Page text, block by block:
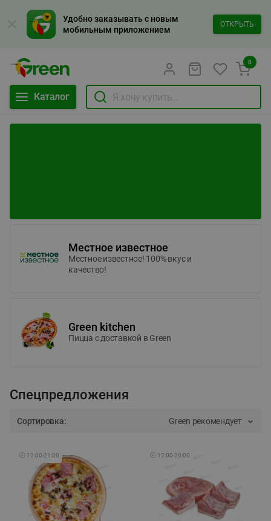
Удобно заказывать с новым
мобильным приложением
ОТКРЫТЬ
Каталог
0
Местное известное
Местное известное! 100% вкус и
качество!
Green kitchen
Пицца c доставкой в Green
Спецпредложения
Сортировка: Green рекомендует
🕘 12:00-21:00 🕘 12:00-20:00